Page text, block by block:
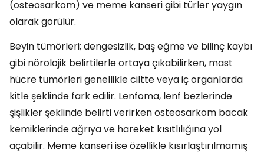
(osteosarkom) ve meme kanseri gibi türler yaygın
olarak görülür.
Beyin tümörleri; dengesizlik, baş eğme ve bilinç kaybı
gibi nörolojik belirtilerle ortaya çıkabilirken, mast
hücre tümörleri genellikle ciltte veya iç organlarda
kitle şeklinde fark edilir. Lenfoma, lenf bezlerinde
şişlikler şeklinde belirti verirken osteosarkom bacak
kemiklerinde ağrıya ve hareket kısıtlılığına yol
açabilir. Meme kanseri ise özellikle kısırlaştırılmamış